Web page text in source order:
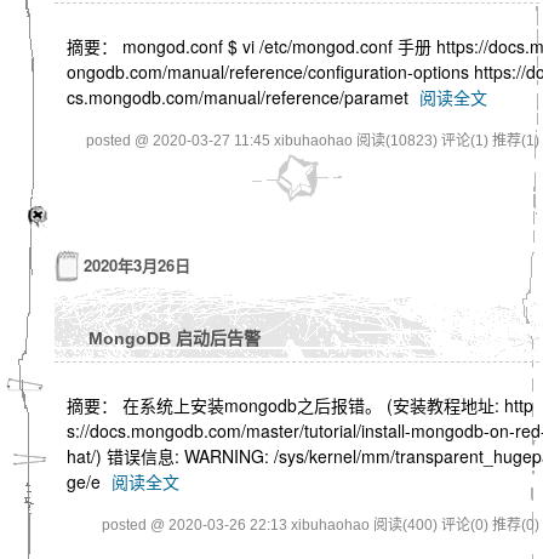
摘要： mongod.conf $ vi /etc/mongod.conf 手册 https://docs.m
ongodb.com/manual/reference/configuration-options https://
cs.mongodb.com/manual/reference/paramet 阅读全文
posted @ 2020-03-27 11:45 xibuhaohao 阅读(10823) 评论(1) 推荐(1)
2020年3月26日
MongoDB 启动后告警
摘要： 在系统上安装mongodb之后报错。 (安装教程地址: http
s://docs.mongodb.com/master/tutorial/install-mongodb-on-
hat/) 错误信息: WARNING: /sys/kernel/mm/
ge/e 阅读全文
posted @ 2020-03-26 22:13 xibuhaohao 阅读(400) 评论(0) 推荐(0)